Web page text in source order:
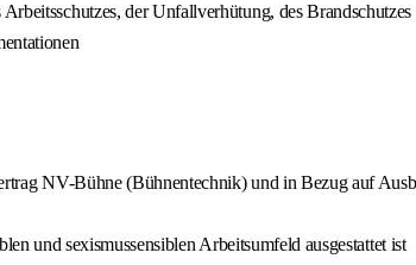
der Unfallverhütung, des
NV-Bühne (Bühnentechnik) und in Bezug auf
und sexismussensiblen Arbeitsumfeld ausgestattet ist